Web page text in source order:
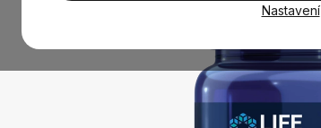
Nastavení